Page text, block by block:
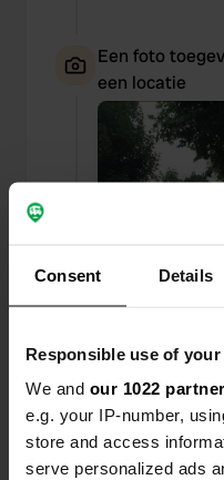
Consent Details
Responsible use of your
We and our 1022
e.g. your IP-number,
store and access
serve personalized ads
Een foto
een locatie
Een foto